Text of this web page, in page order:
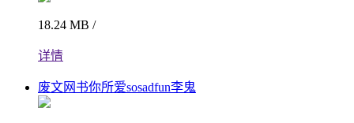
18.24 MB /
详情
废文网书你所爱sosadfun李鬼